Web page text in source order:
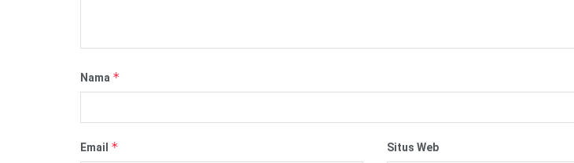
Nama *
Email * Situs Web